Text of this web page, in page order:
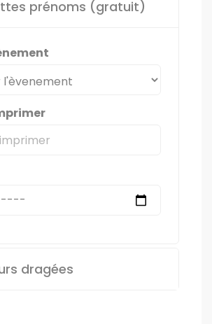
prénoms (gratuit)
dragées